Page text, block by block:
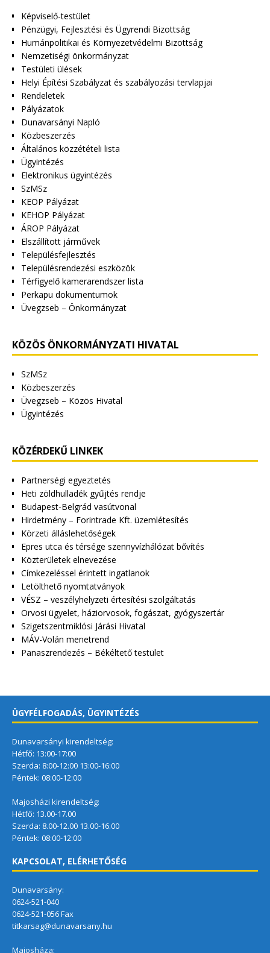
Képviselő-testület
Pénzügyi, Fejlesztési és Ügyrendi Bizottság
Humánpolitikai és Környezetvédelmi Bizottság
Nemzetiségi önkormányzat
Testületi ülések
Helyi Építési Szabályzat és szabályozási tervlapjai
Rendeletek
Pályázatok
Dunavarsányi Napló
Közbeszerzés
Általános közzétételi lista
Ügyintézés
Elektronikus ügyintézés
SzMSz
KEOP Pályázat
KEHOP Pályázat
ÁROP Pályázat
Elszállított járművek
Településfejlesztés
Településrendezési eszközök
Térfigyelő kamerarendszer lista
Perkapu dokumentumok
Üvegzseb – Önkormányzat
KÖZÖS ÖNKORMÁNYZATI HIVATAL
SzMSz
Közbeszerzés
Üvegzseb – Közös Hivatal
Ügyintézés
KÖZÉRDEKŰ LINKEK
Partnerségi egyeztetés
Heti zöldhulladék gyűjtés rendje
Budapest-Belgrád vasútvonal
Hirdetmény – Forintrade Kft. üzemlétesítés
Körzeti álláslehetőségek
Epres utca és térsége szennyvízhálózat bővítés
Közterületek elnevezése
Címkezeléssel érintett ingatlanok
Letölthető nyomtatványok
VÉSZ – veszélyhelyzeti értesítési szolgáltatás
Orvosi ügyelet, háziorvosok, fogászat, gyógyszertár
Szigetszentmiklósi Járási Hivatal
MÁV-Volán menetrend
Panaszrendezés – Békéltető testület
ÜGYFÉLFOGADÁS, ÜGYINTÉZÉS
Dunavarsányi kirendeltség:
Hétfő: 13:00-17:00
Szerda: 8:00-12:00 13:00-16:00
Péntek: 08:00-12:00
Majosházi kirendeltség:
Hétfő: 13.00-17.00
Szerda: 8.00-12.00 13.00-16.00
Péntek: 08:00-12:00
KAPCSOLAT, ELÉRHETŐSÉG
Dunavarsány:
0624-521-040
0624-521-056 Fax
titkarsag@dunavarsany.hu
Majosháza: